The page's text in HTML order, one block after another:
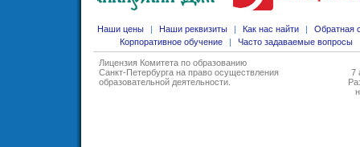
Наши цены | Наши реквизиты | Как нас найти |
Обратная
Корпоративное обучение
| Часто задаваемые вопросы
Лицензия Комитета по образованию
Санкт-Петербурга на право осуществления
образовательной деятельности
7